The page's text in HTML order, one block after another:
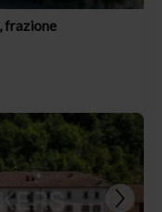
frazione